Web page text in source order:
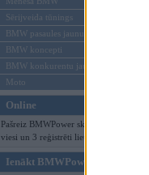
Sērijveida tūnings
BMW pasaules jaunumi
BMW koncepti
BMW konkurentu jaunumi
Moto
Online
Pašreiz BMWPower skatās 133
viesi un 3 reģistrēti lietotāji.
Ienākt BMWPower